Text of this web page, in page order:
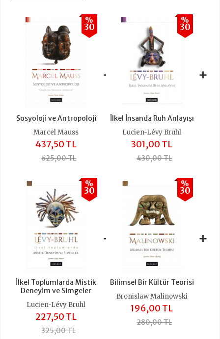
Sosyoloji ve Antropoloji
%
30
Marcel Mauss
437,50 TL
625,00 TL
+
İlkel İnsanda Ruh Anlayışı
%
30
Lucien-Lévy Bruhl
301,00 TL
430,00 TL
+
İlkel Toplumlarda Mistik
Deneyim ve Simgeler
%
30
Lucien-Lévy Bruhl
227,50 TL
325,00 TL
+
Bilimsel Bir Kültür Teorisi
%
30
Bronislaw Malinowski
196,00 TL
280,00 TL
+